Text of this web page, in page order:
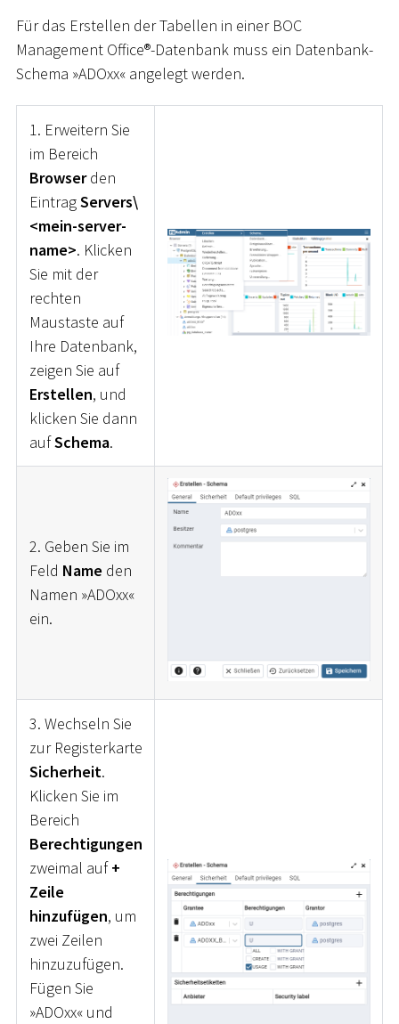
Für das Erstellen der Tabellen in einer BOC
Management Office®-Datenbank muss ein Datenbank-
Schema »ADOxx« angelegt werden.
1. Erweitern Sie
im Bereich
Browserden
EintragServers\
<mein-server-
name>. Klicken
Sie mit der
rechten
Maustaste auf
Ihre Datenbank,
zeigen Sie auf
Erstellen, und
klicken Sie dann
aufSchema.
2. Geben Sie im
Feld Name den
Namen »ADOxx«
ein.
3. Wechseln Sie
zur Registerkarte
Sicherheit.
Klicken Sie im
Bereich
Berechtigungen
zweimal auf+
Zeile
hinzufügen, um
zwei Zeilen
hinzuzufügen.
Fügen Sie
»ADOxx« und